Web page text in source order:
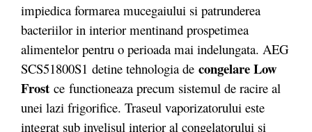
impiedica formarea mucegaiului si patrunderea
bacteriilor in interior mentinand prospetimea
alimentelor pentru o perioada mai indelungata. AEG
SCS51800S1 detine tehnologia de congelare Low
Frost ce functioneaza precum sistemul de racire al
unei lazi frigorifice. Traseul vaporizatorului este
integrat sub invelisul interior al congelatorului si